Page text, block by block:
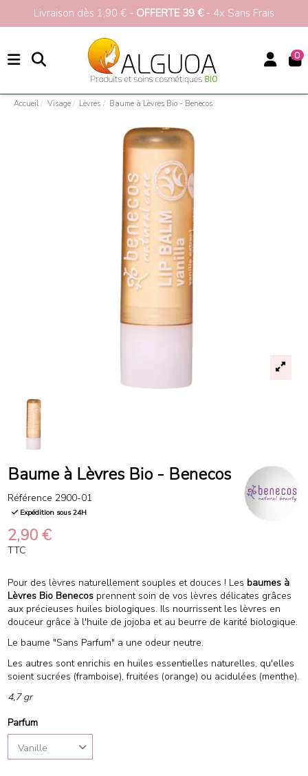
Livraison dès 1,90 € - OFFERTE 39 €- 4x Sans Frais
0
Accueil Visage Lèvres Baume à Lèvres Bio - Benecos
Baume à Lèvres Bio - Benecos
Référence 2900-01
Expédition sous 24H
2,90 €
TTC
Pour des lèvres naturellement souples et douces ! Les baumes à
Lèvres Bio Benecosprennent soin de vos lèvres délicates grâces
aux précieuses huiles biologiques. Ils nourrissent les lèvres en
douceur grâce à l'huile de jojoba et au beurre de karité biologique.
Le baume "Sans Parfum" a une odeur neutre.
Les autres sont enrichis en huiles essentielles naturelles, qu'elles
soient sucrées (framboise), fruitées (orange) ou acidulées (menthe).
4,7 gr
Parfum